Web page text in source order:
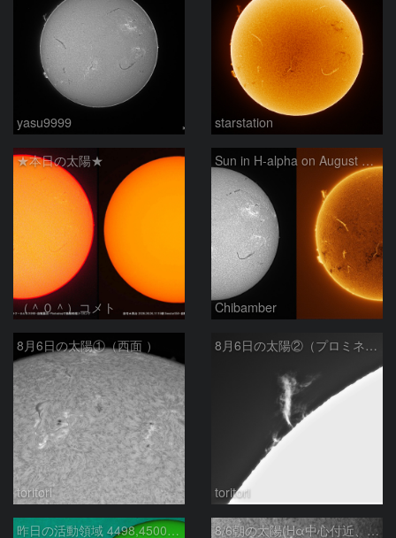
yasu9999 starstation
★本日の太陽★
（＾０＾）コメト
Sun in H-alpha on August 6, 2026
Chibamber
8月6日の太陽①（西面 ）
toritori
8月6日の太陽②（プロミネン北東縁 ）
toritori
昨日の活動領域 4498,4500：2026/08/05 8/6朝の太陽(Hα中心付近、4498、4502付近)